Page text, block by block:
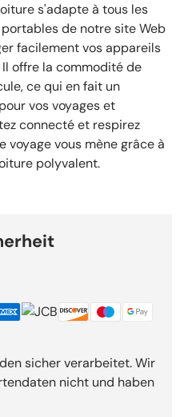
s'adapte à tous les
de notre site Web
facilement vos appareils
offre la commodité de
ce qui en fait un
vos voyages et
connecté et respirez
vous mène grâce à
polyvalent.
sicher verarbeitet. Wir
nicht und haben